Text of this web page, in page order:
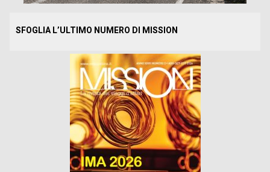
SFOGLIA L’ULTIMO NUMERO DI MISSION